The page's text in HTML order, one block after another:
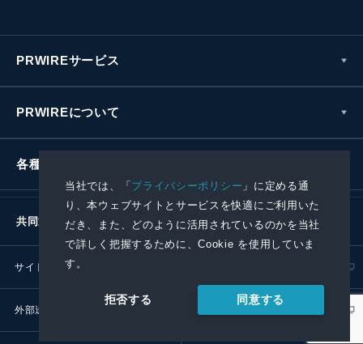
当社では、「プライバシーポリシー 」に定める通
り、本ウェブサイトとサービスを快適にご利用いた
だき、また、どのように活用されているのかを当社
で詳しく把握するために、Cookie を使用していま
す。
拒否する 同意する
PRWIREサービス
PRWIREについて
各種お問い合わせ
共同通信社グループ
サイトポリシー
外部送信ポリシー プレスリリース取扱基準